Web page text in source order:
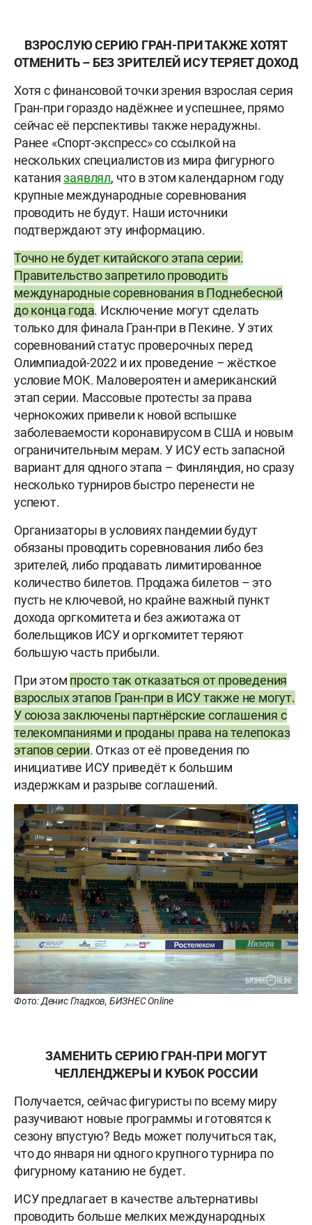
ВЗРОСЛУЮ СЕРИЮ ГРАН-ПРИ ТАКЖЕ ХОТЯТ
ОТМЕНИТЬ – БЕЗ ЗРИТЕЛЕЙ ИСУ ТЕРЯЕТ ДОХОД
Хотя с финансовой точки зрения взрослая серия
Гран-при гораздо надёжнее и успешнее, прямо
сейчас её перспективы также нерадужны.
Ранее «Спорт-экспресс» со ссылкой на
нескольких специалистов из мира фигурного
катаниязаявлял, что в этом календарном году
крупные международные соревнования
проводить не будут. Наши источники
подтверждают эту информацию.
Точно не будет китайского этапа серии.
Правительство запретило проводить
международные соревнования в Поднебесной
до конца года. Исключение могут сделать
только для финала Гран-при в Пекине. У этих
соревнований статус проверочных перед
Олимпиадой-2022 и их проведение – жёсткое
условие МОК. Маловероятен и американский
этап серии. Массовые протесты за права
чернокожих привели к новой вспышке
заболеваемости коронавирусом в США и новым
ограничительным мерам. У ИСУ есть запасной
вариант для одного этапа – Финляндия, но сразу
несколько турниров быстро перенести не
успеют.
Организаторы в условиях пандемии будут
обязаны проводить соревнования либо без
зрителей, либо продавать лимитированное
количество билетов. Продажа билетов – это
пусть не ключевой, но крайне важный пункт
дохода оргкомитета и без ажиотажа от
болельщиков ИСУ и оргкомитет теряют
большую часть прибыли.
При этом просто так отказаться от проведения
взрослых этапов Гран-при в ИСУ также не могут.
У союза заключены партнёрские соглашения с
телекомпаниями и проданы права на телепоказ
этапов серии. Отказ от её проведения по
инициативе ИСУ приведёт к большим
издержкам и разрыве соглашений.
Фото: Денис Гладков, БИЗНЕС Online
ЗАМЕНИТЬ СЕРИЮ ГРАН-ПРИ МОГУТ
ЧЕЛЛЕНДЖЕРЫ И КУБОК РОССИИ
Получается, сейчас фигуристы по всему миру
разучивают новые программы и готовятся к
сезону впустую? Ведь может получиться так,
что до января ни одного крупного турнира по
фигурному катанию не будет.
ИСУ предлагает в качестве альтернативы
проводить больше мелких международных